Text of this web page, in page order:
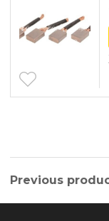
Previous